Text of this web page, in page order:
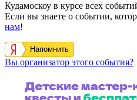
Кудамоскоу в курсе всех
Если вы знаете о событии,
нам!
Напомнить
Вы организатор этого события?